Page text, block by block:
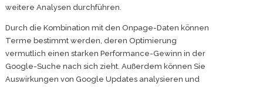
weitere Analysen durchführen.
Durch die Kombination mit den Onpage-Daten können
Terme bestimmt werden, deren Optimierung
vermutlich einen starken Performance-Gewinn in der
Google-Suche nach sich zieht. Außerdem können Sie
Auswirkungen von Google Updates analysieren und